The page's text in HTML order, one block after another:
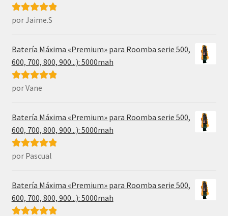
Valorado con
por Jaime.S
Batería Máxima «Premium» para Roomba serie 500,
600, 700, 800, 900...): 5000mah
Valorado con
por Vane
Batería Máxima «Premium» para Roomba serie 500,
600, 700, 800, 900...): 5000mah
Valorado con
por Pascual
Batería Máxima «Premium» para Roomba serie 500,
600, 700, 800, 900...): 5000mah